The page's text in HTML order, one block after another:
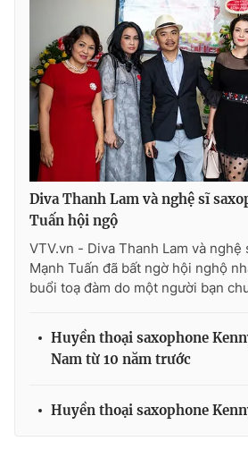
Ðiện thoại Thời báo VTV: 024.66 897
toasoan@vtv.vn
Liên hệ quảng cáo:024-7300.7108
thuận bằng văn bản. Ghi rõ nguồn
thông tin từ website này.
Diva Thanh Lam và nghệ sĩ
Tuấn hội ngộ
VTV.vn - Diva Thanh Lam và nghệ
Mạnh Tuấn đã bất ngờ hội nghộ
buổi toạ đàm do một người bạn
Huyền thoại saxophone
Nam từ 10 năm trước
Huyền thoại saxophone